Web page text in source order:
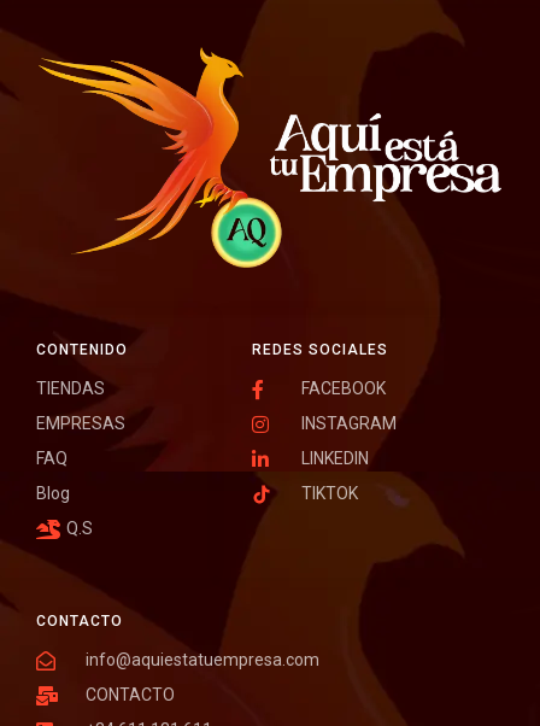
CONTACTO
info@aquiestatuempresa.com
CONTACTO
REDES SOCIALES
FACEBOOK
INSTAGRAM
LINKEDIN
TIKTOK
CONTENIDO
TIENDAS
EMPRESAS
FAQ
Blog
Q.S